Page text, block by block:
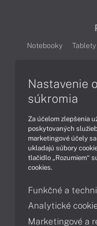
Notebooky Tablety
Podpora a servis
Nastavenie
súkromia
Za účelom zlepšenia
poskytovaných
marketingové účely
ukladajú súbory
tlačidlo „Rozumiem“
cookies.
Funkčné a
Analytické
Marketingové a